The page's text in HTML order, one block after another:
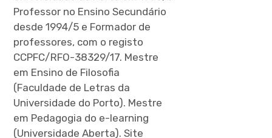
Professor no Ensino Secundário
desde 1994/5 e Formador de
professores, com o registo
CCPFC/RFO-38329/17. Mestre
em Ensino de Filosofia
(Faculdade de Letras da
Universidade do Porto). Mestre
em Pedagogia do e-learning
(Universidade Aberta). Site